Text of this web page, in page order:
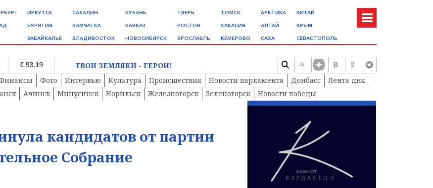
ИРКУТСК
БУРЯТИЯ
ЗАБАЙКАЛЬЕ
САХАЛИН
КАМЧАТКА
ВЛАДИВОСТОК
КУБАНЬ
КАВКАЗ
НОВОСИБИРСК
ТВЕРЬ
РОСТОВ
ЯРОСЛАВЛЬ
ТОМСК
ХАКАСИЯ
КЕМЕРОВО
АРКТИКА
АЛТАЙ
САХА
КИТАЙ
КРЫМ
СЕВАСТОПОЛЬ
€ 93.19
ТВОИ ЗЕМЛЯКИ - ГЕРОИ!
Фото Интервью Культура Происшествия Новости парламента Донбасс
Лента дня
Ачинск Минусинск Норильск Железногорск Зеленогорск
Новости победы
кандидатов от партии
Собрание